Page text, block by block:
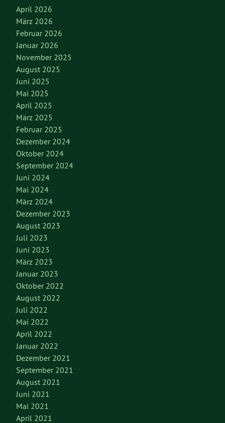
April 2026
März 2026
Februar 2026
Januar 2026
November 2025
August 2025
Juni 2025
Mai 2025
April 2025
März 2025
Februar 2025
Dezember 2024
Oktober 2024
September 2024
Juni 2024
Mai 2024
März 2024
Dezember 2023
August 2023
Juli 2023
Juni 2023
März 2023
Januar 2023
Oktober 2022
August 2022
Juli 2022
Mai 2022
April 2022
Januar 2022
Dezember 2021
September 2021
August 2021
Juni 2021
Mai 2021
April 2021